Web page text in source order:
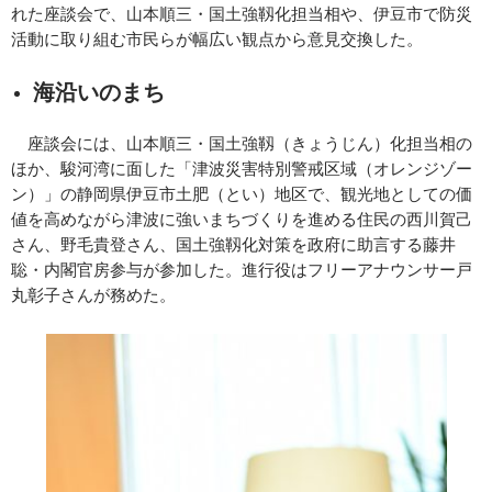
れた座談会で、山本順三・国土強靱化担当相や、伊豆市で防災
活動に取り組む市民らが幅広い観点から意見交換した。
海沿いのまち
座談会には、山本順三・国土強靱（きょうじん）化担当相の
ほか、駿河湾に面した「津波災害特別警戒区域（オレンジゾー
ン）」の静岡県伊豆市土肥（とい）地区で、観光地としての価
値を高めながら津波に強いまちづくりを進める住民の西川賀己
さん、野毛貴登さん、国土強靱化対策を政府に助言する藤井
聡・内閣官房参与が参加した。進行役はフリーアナウンサー戸
丸彰子さんが務めた。